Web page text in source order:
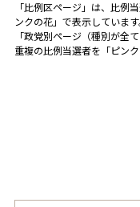
「比例区ページ」は、比例
ンクの花」で表示しています
「政党別ページ（種別が全
重複の比例当選者を「ピン